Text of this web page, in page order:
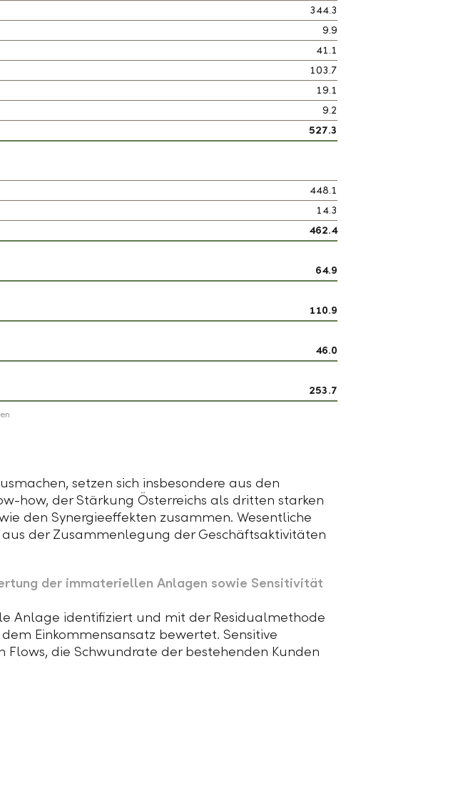
344.3
9.9
41.1
103.7
19.1
9.2
527.3
448.1
14.3
462.4
64.9
110.9
46.0
253.7
setzen sich insbesondere aus den
how, der Stärkung Österreichs als dritten starken
den Synergieeffekten zusammen. Wesentliche
der Zusammenlegung der Geschäftsaktivitäten
der immateriellen Anlagen sowie Sensitivität
Anlage identifiziert und mit der Residualmethode
Einkommensansatz bewertet. Sensitive
die Schwundrate der bestehenden Kunden